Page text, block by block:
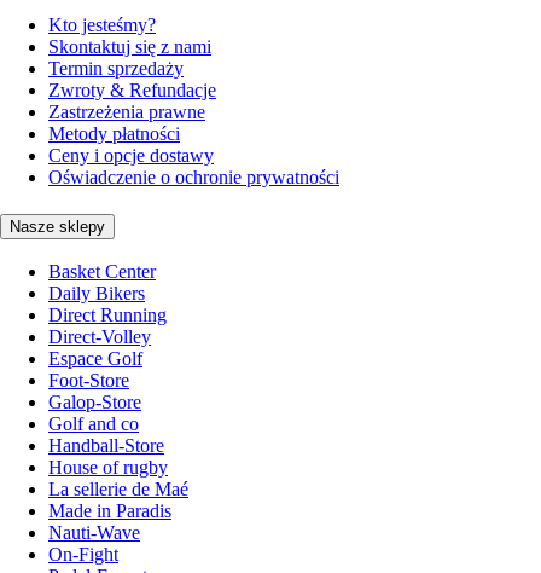
Kto jesteśmy?
Skontaktuj się z nami
Termin sprzedaży
Zwroty & Refundacje
Zastrzeżenia prawne
Metody płatności
Ceny i opcje dostawy
Oświadczenie o ochronie prywatności
Nasze sklepy
Basket Center
Daily Bikers
Direct Running
Direct-Volley
Espace Golf
Foot-Store
Galop-Store
Golf and co
Handball-Store
House of rugby
La sellerie de Maé
Made in Paradis
Nauti-Wave
On-Fight